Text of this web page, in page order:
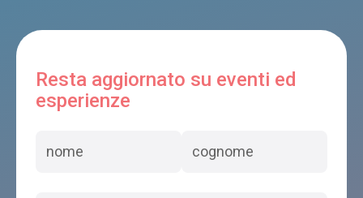
Resta aggiornato su eventi ed
esperienze